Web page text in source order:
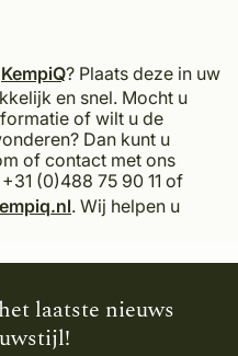
KempiQ? Plaats deze in uw
en snel. Mocht u
of wilt u de
Dan kunt u
of contact met ons
(0)488 75 90 11 of
. Wij helpen u
laatste nieuws